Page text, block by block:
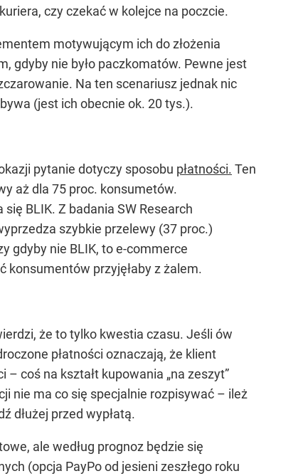
czy czekać w kolejce na poczcie.
motywującym ich do złożenia
gdyby nie było paczkomatów. Pewne jest
Na ten scenariusz jednak nic
(jest ich obecnie ok. 20 tys.).
pytanie dotyczy sposobu płatności. Ten
aż dla 75 proc. konsumetów.
BLIK. Z badania SW Research
szybkie przelewy (37 proc.)
gdyby nie BLIK, to e-commerce
konsumentów przyjęłaby z żalem.
że to tylko kwestia czasu. Jeśli ów
płatności oznaczają, że klient
coś na kształt kupowania „na zeszyt”
nie ma co się specjalnie rozpisywać – ileż
dłużej przed wypłatą.
ale według prognoz będzie się
(opcja PayPo od jesieni zeszłego roku